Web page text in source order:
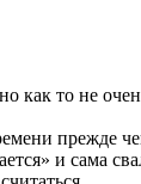
как то не
прежде
и сама